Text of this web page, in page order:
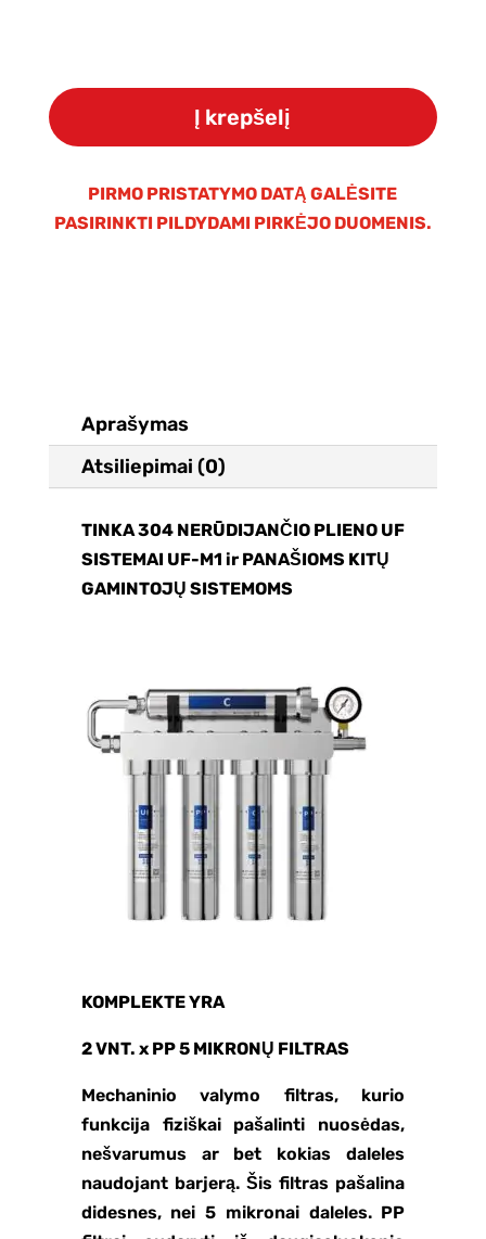
kiekis:
FILTRŲ
NERŪDIJANČIO
Į krepšelį
PIRMO PRISTATYMO DATĄ GALĖSITE
PASIRINKTI PILDYDAMI PIRKĖJO DUOMENIS.
Aprašymas
Atsiliepimai (0)
TINKA 304 NERŪDIJANČIO PLIENO UF
SISTEMAI UF-M1 ir PANAŠIOMS KITŲ
GAMINTOJŲ SISTEMOMS
KOMPLEKTE YRA
2 VNT. x PP 5 MIKRONŲ FILTRAS
Mechaninio valymo filtras, kurio
funkcija fiziškai pašalinti nuosėdas,
nešvarumus ar bet kokias daleles
naudojant barjerą. Šis filtras pašalina
didesnes, nei 5 mikronai daleles. PP